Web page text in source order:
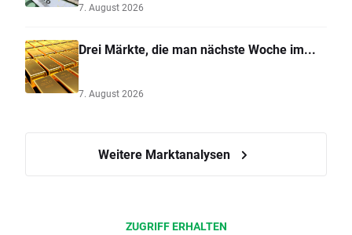
7. August 2026
Drei Märkte, die man nächste Woche im...
7. August 2026
Weitere Marktanalysen
ZUGRIFF ERHALTEN